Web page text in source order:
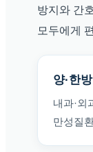
방지와 간
모두에게
양·한
내과·외
만성질